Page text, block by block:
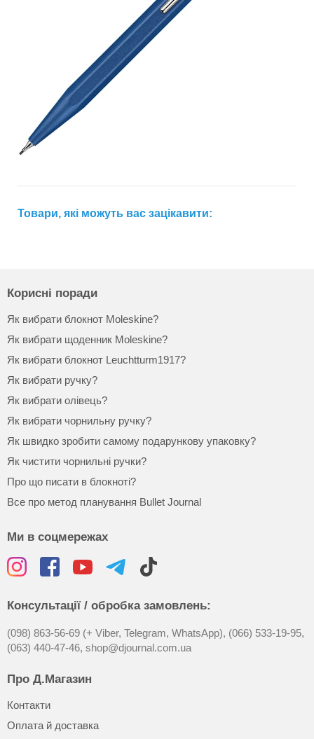
Товари, які можуть вас зацікавити:
Корисні поради
Як вибрати блокнот Moleskine?
Як вибрати щоденник Moleskine?
Як вибрати блокнот Leuchtturm1917?
Як вибрати ручку?
Як вибрати олівець?
Як вибрати чорнильну ручку?
Як швидко зробити самому подарункову упаковку?
Як чистити чорнильні ручки?
Про що писати в блокноті?
Все про метод планування Bullet Journal
Ми в соцмережах
Консультації / обробка замовлень:
(098) 863-56-69 (+ Viber, Telegram, WhatsApp), (066) 533-19-95,
(063) 440-47-46, shop@djournal.com.ua
Про Д.Магазин
Контакти
Оплата й доставка